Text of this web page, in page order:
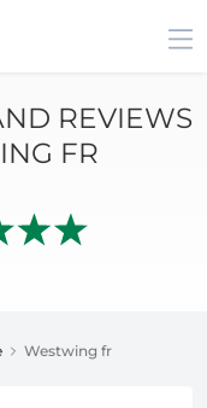
REVIEWS
FR
Westwing fr